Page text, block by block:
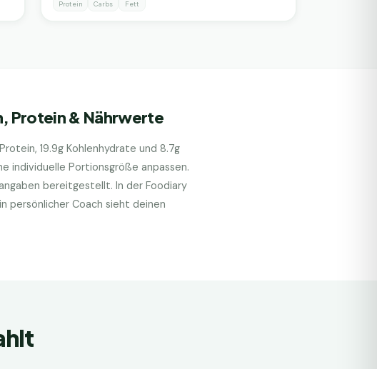
Protein Carbs Fett
Protein & Nährwerte
19.9g Kohlenhydrate und 8.7g
individuelle Portionsgröße anpassen.
bereitgestellt. In der Foodiary
persönlicher Coach sieht deinen